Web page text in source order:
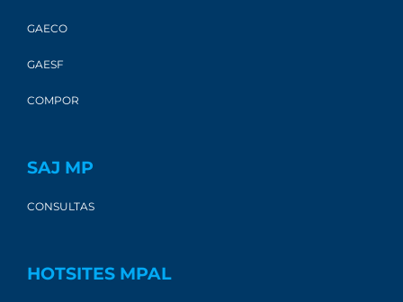
GAECO
GAESF
COMPOR
SAJ MP
CONSULTAS
HOTSITES MPAL